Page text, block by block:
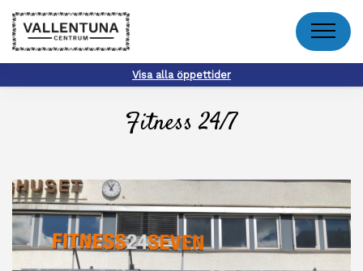
Meny
Visa alla öppettider
Fitness 24/7